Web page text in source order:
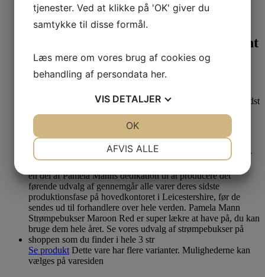
Se produktDette vare har flere varianter. Mulighederne kan
Du Milde Strømpebukser Black Night
189,00kr.
Se produkt Dette vare har flere varianter. Mulighederne kan
vælges på varesiden
tjenester. Ved at klikke på 'OK' giver du
samtykke til disse formål.
Læs mere om vores brug af cookies og
behandling af persondata her.
VIS DETALJER
MARKETING STATISTIK
AFVIS ALLE
OK